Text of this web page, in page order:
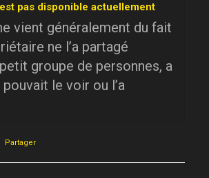
pas disponible actuellement
vient généralement du fait
ne l’a partagé
groupe de personnes, a
le voir ou l’a
Partager